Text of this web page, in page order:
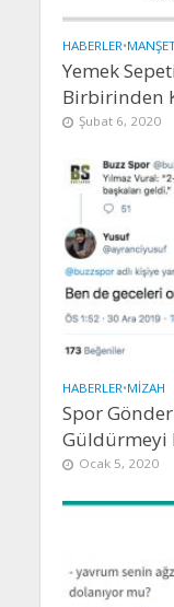
HABERLER•
Yemek
Birbirinden
Şubat 6, 2020
HABERLER•MIZAH
Spor
Güldürmeyi
Ocak 5, 2020